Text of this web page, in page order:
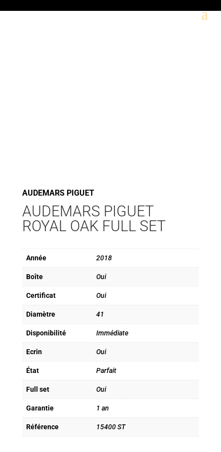
AUDEMARS PIGUET
AUDEMARS PIGUET
ROYAL OAK FULL SET
Année 2018
Boîte Oui
Certificat Oui
Diamètre 41
Disponibilité Immédiate
Ecrin Oui
État Parfait
Full set Oui
Garantie 1 an
Référence 15400 ST